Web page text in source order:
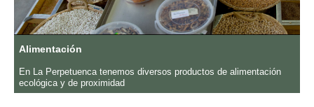
Alimentación
En La Perpetuenca tenemos diversos productos de alimentación
ecológica y de proximidad